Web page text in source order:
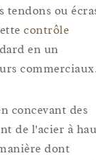
tendons ou
contrôle
en un
concevant des
de l'acier à
dont